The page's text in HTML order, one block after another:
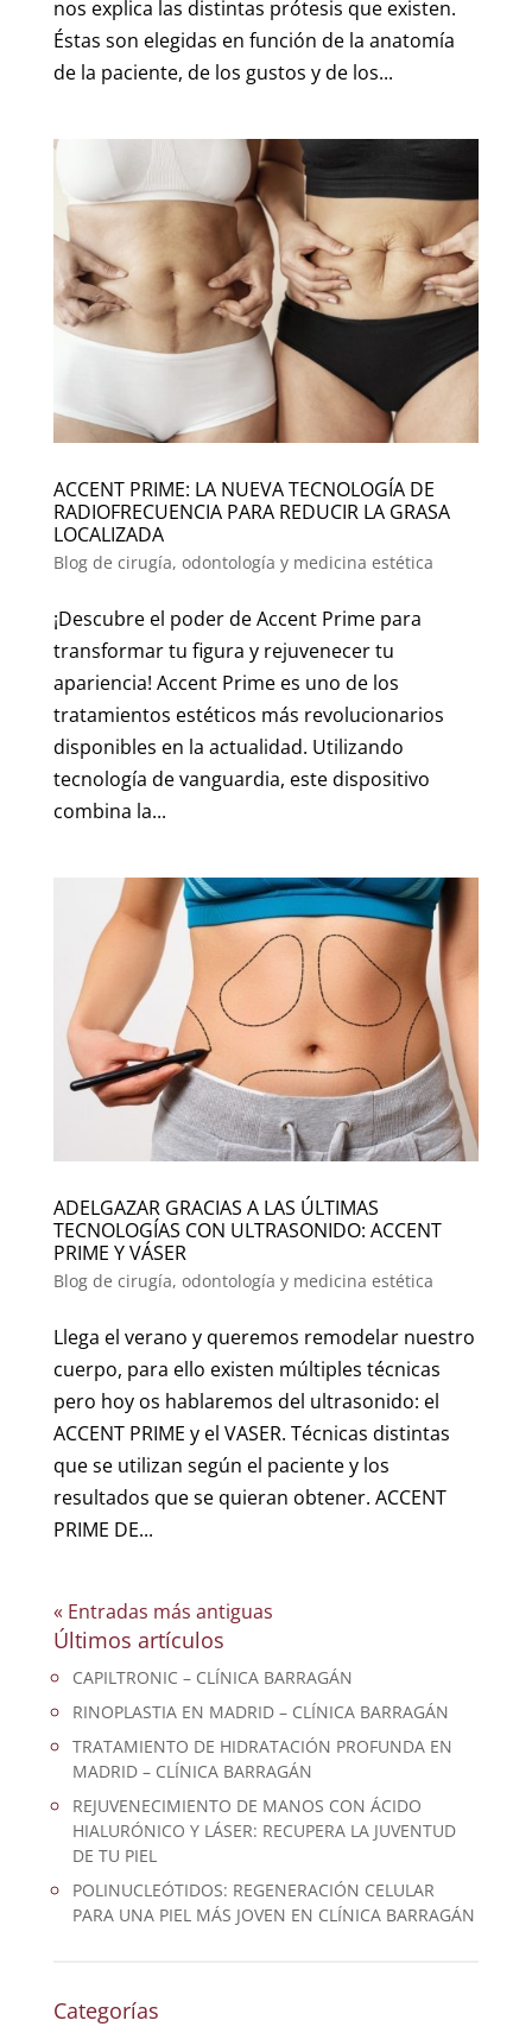
nos explica las distintas prótesis que existen.
Éstas son elegidas en función de la anatomía
de la paciente, de los gustos y de los...
ACCENT PRIME: LA NUEVA TECNOLOGÍA DE
RADIOFRECUENCIA PARA REDUCIR LA GRASA
LOCALIZADA
Blog de cirugía, odontología y medicina estética
¡Descubre el poder de Accent Prime para
transformar tu figura y rejuvenecer tu
apariencia! Accent Prime es uno de los
tratamientos estéticos más revolucionarios
disponibles en la actualidad. Utilizando
tecnología de vanguardia, este dispositivo
combina la...
ADELGAZAR GRACIAS A LAS ÚLTIMAS
TECNOLOGÍAS CON ULTRASONIDO: ACCENT
PRIME Y VÁSER
Blog de cirugía, odontología y medicina estética
Llega el verano y queremos remodelar nuestro
cuerpo, para ello existen múltiples técnicas
pero hoy os hablaremos del ultrasonido: el
ACCENT PRIME y el VASER. Técnicas distintas
que se utilizan según el paciente y los
resultados que se quieran obtener. ACCENT
PRIME DE...
« Entradas más antiguas
Últimos artículos
CAPILTRONIC – CLÍNICA BARRAGÁN
RINOPLASTIA EN MADRID – CLÍNICA BARRAGÁN
TRATAMIENTO DE HIDRATACIÓN PROFUNDA EN
MADRID – CLÍNICA BARRAGÁN
REJUVENECIMIENTO DE MANOS CON ÁCIDO
HIALURÓNICO Y LÁSER: RECUPERA LA JUVENTUD
DE TU PIEL
POLINUCLEÓTIDOS: REGENERACIÓN CELULAR
PARA UNA PIEL MÁS JOVEN EN CLÍNICA BARRAGÁN
Categorías